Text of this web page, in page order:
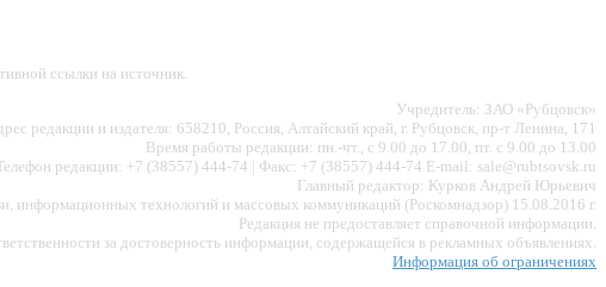
ссылки на источник.
Учредитель: ЗАО «Рубцовск»
редакции и издателя: 658210, Россия, Алтайский край, г. Рубцовск, пр-т Ленина, 171
Время работы редакции: пн.-чт., с 9.00 до 17.00, пт. с 9.00 до 13.00
редакции: +7 (38557) 444-74 | Факс: +7 (38557) 444-74 E-mail: sale@rubtsovsk.ru
Главный редактор: Курков Андрей Юрьевич
технологий и массовых коммуникаций (Роскомнадзор) 15.08.2016 г.
Редакция не предоставляет справочной информации.
за достоверность информации, содержащейся в рекламных объявлениях.
Информация об ограничениях